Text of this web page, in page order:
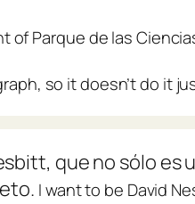
of Parque de las
so it doesn’t do it
que no sólo
I want to be David